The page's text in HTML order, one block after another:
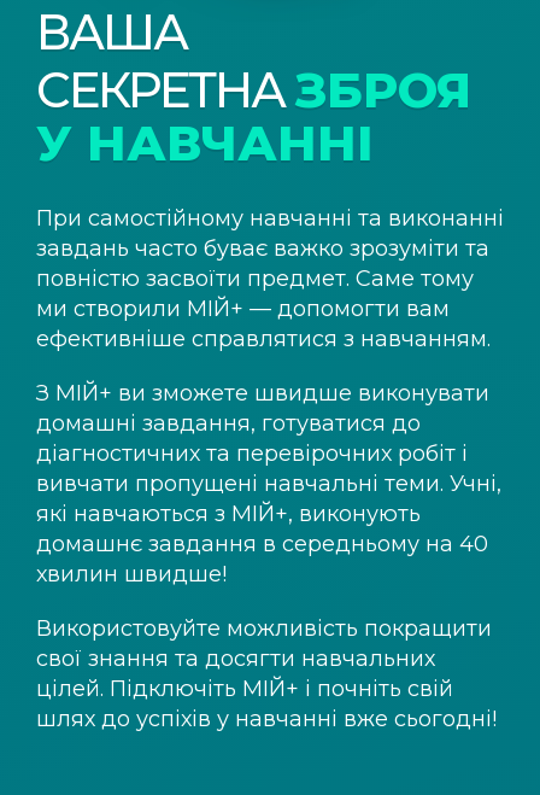
ВАША
СЕКРЕТНАЗБРОЯ
У НАВЧАННІ
При самостійному навчанні та виконанні
завдань часто буває важко зрозуміти та
повністю засвоїти предмет. Саме тому
ми створили МІЙ+ — допомогти вам
ефективніше справлятися з навчанням.
З МІЙ+ ви зможете швидше виконувати
домашні завдання, готуватися до
діагностичних та перевірочних робіт і
вивчати пропущені навчальні теми. Учні,
які навчаються з МІЙ+, виконують
домашнє завдання в середньому на 40
хвилин швидше!
Використовуйте можливість покращити
свої знання та досягти навчальних
цілей. Підключіть МІЙ+ і почніть свій
шлях до успіхів у навчанні вже сьогодні!